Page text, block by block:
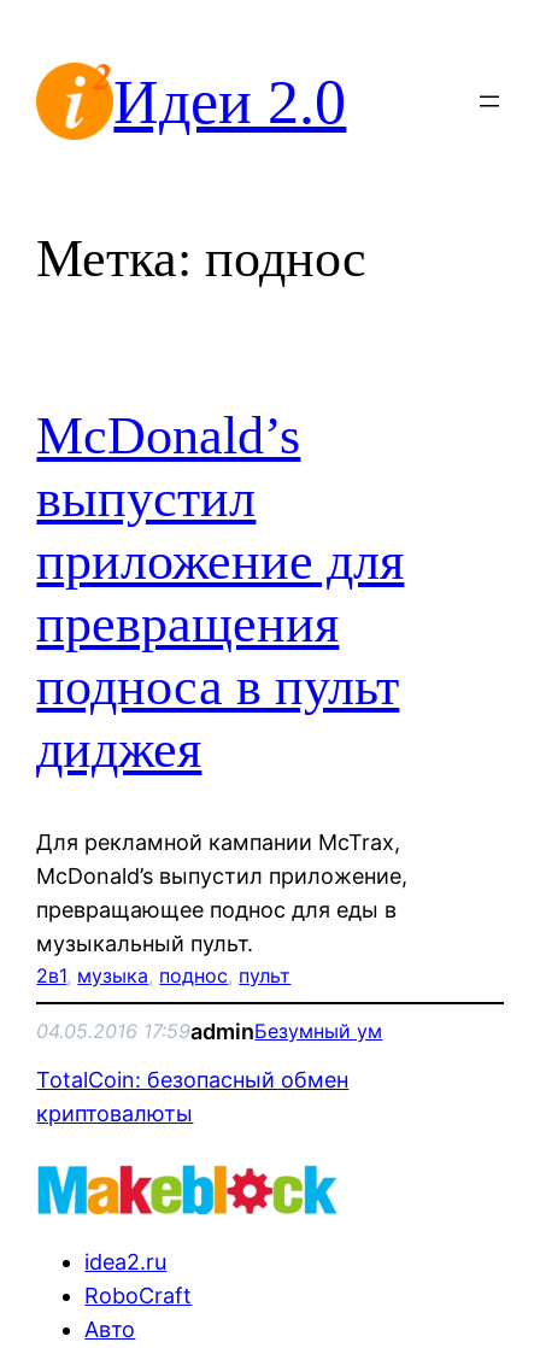
содержимомуИдеи 2.0
Метка:поднос
McDonald’s
выпустил
приложение для
превращения
подноса в пульт
диджея
Для рекламной кампании McTrax,
McDonald’s выпустил приложение,
превращающее поднос для еды в
музыкальный пульт.
2в1, музыка, поднос, пульт
04.05.2016 17:59adminБезумный ум
TotalCoin: безопасный обмен
криптовалюты
idea2.ru
RoboCraft
Авто